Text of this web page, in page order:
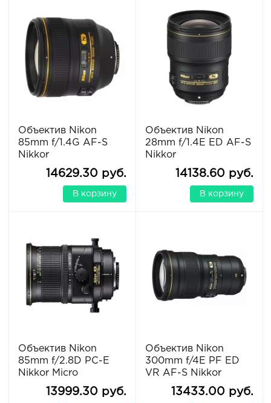
Объектив Nikon
85mm f/1.4G AF-S
Nikkor
14629.30 руб.
В корзину
Объектив Nikon
28mm f/1.4E ED AF-S
Nikkor
14138.60 руб.
В корзину
Объектив Nikon
85mm f/2.8D PC-E
Nikkor Micro
13999.30 руб.
Объектив Nikon
300mm f/4E PF ED
VR AF-S Nikkor
13433.00 руб.